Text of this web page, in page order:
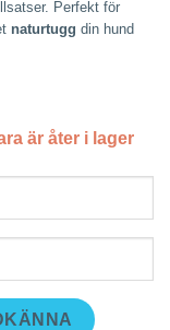
Perfekt för
naturtugg din hund
är åter i lager